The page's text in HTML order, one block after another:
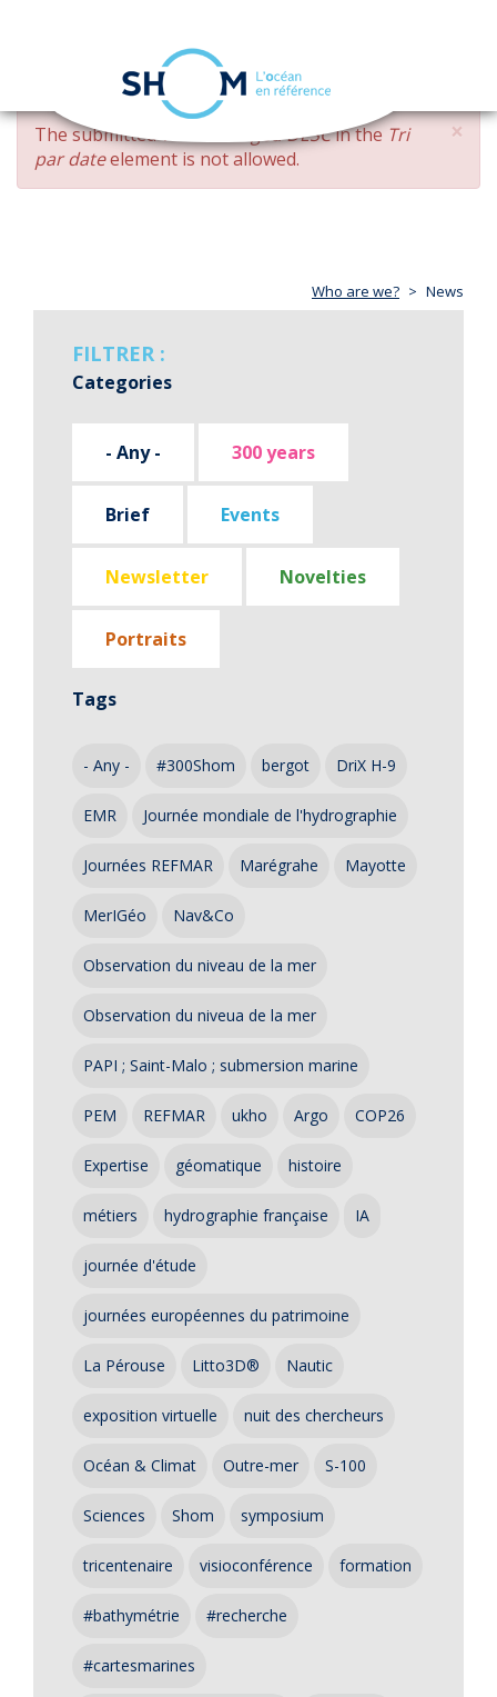
Skip
main
content
navigation
×
ERROR
MESSAGE
The submitted value changed DESCin the Tri
par dateelement is not allowed.
Who are we? News
FILTRER :
Categories
- Any - 300 years
Brief Events
Newsletter Novelties
Portraits
Tags
- Any - #300Shom bergot DriX H-9
EMR Journée mondiale de l'hydrographie
Journées REFMAR Marégrahe Mayotte
MerIGéo Nav&Co
Observation du niveau de la mer
Observation du niveua de la mer
PAPI ; Saint-Malo ; submersion marine
PEM REFMAR ukho Argo COP26
Expertise géomatique histoire
métiers hydrographie française IA
journée d'étude
journées européennes du patrimoine
La Pérouse Litto3D® Nautic
exposition virtuelle nuit des chercheurs
Océan & Climat Outre-mer S-100
Sciences Shom symposium
tricentenaire visioconférence formation
#bathymétrie #recherche
#cartesmarines